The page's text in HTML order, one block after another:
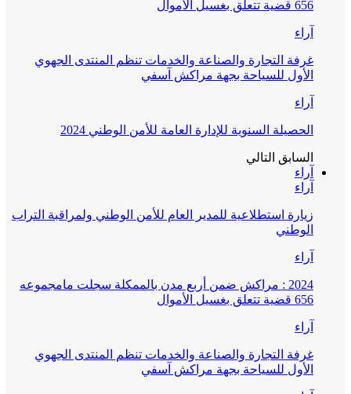
656 قضية تتعلق بغسيل الأموال
آراء
غرفة التجارة والصناعة والخدمات تنظم المنتدى الجهوي
الأول للسياحة بجهة مراكش آسفي
آراء
الحصيلة السنوية للإدارة العامة للأمن الوطني 2024
السابق التالي
آراء
آراء
زيارة استطلاعية للمدير العام للأمن الوطني ولمراقبة التراب
الوطني
آراء
2024 : مراكش ضمن أربع مدن بالممكلة سجلت مامجموعه
656 قضية تتعلق بغسيل الأموال
آراء
غرفة التجارة والصناعة والخدمات تنظم المنتدى الجهوي
الأول للسياحة بجهة مراكش آسفي